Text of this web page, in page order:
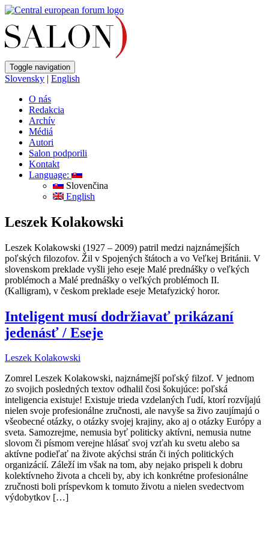
Toggle navigation
Slovensky | English
O nás
Redakcia
Archív
Médiá
Autori
Salon podporili
Kontakt
Language:
Slovenčina
English
Leszek Kolakowski
Leszek Kolakowski (1927 – 2009) patril medzi najznámejších
poľských filozofov. Žil v Spojených štátoch a vo Veľkej Británii. V
slovenskom preklade vyšli jeho eseje Malé prednášky o veľkých
problémoch a Malé prednášky o veľkých problémoch II.
(Kalligram), v českom preklade eseje Metafyzický horor.
Inteligent musí dodržiavať prikázaní
jedenásť / Eseje
Leszek Kolakowski
Zomrel Leszek Kolakowski, najznámejší poľský filzof. V jednom
zo svojich posledných textov odhalil čosi šokujúce: poľská
inteligencia existuje! Existuje trieda vzdelaných ľudí, ktorí rozvíjajú
nielen svoje profesionálne zručnosti, ale navyše sa živo zaujímajú o
všeobecné otázky, o otázky svojej krajiny, ako aj o otázky Európy a
sveta. Samozrejme, nemusia byť politicky aktívni, nemusia nutne
slovom či písmom verejne hlásať svoj vzťah ku svetu alebo sa
aktívne podieľať na živote akýchsi strán či iných politických
organizácií. Záleží im však na tom, aby nejako prispeli k dobru
kolektívneho života a chceli by, aby ich konkrétne profesionálne
zručnosti boli príspevkom k tomuto životu a nielen svedectvom
výdobytkov […]